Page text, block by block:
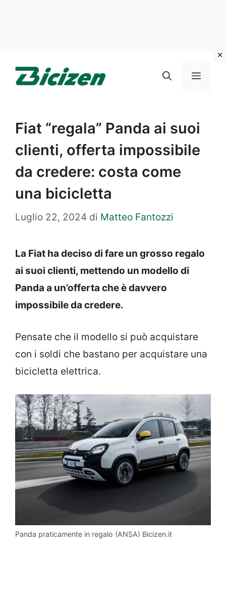
Menu
Fiat “regala” Panda ai suoi
clienti, offerta impossibile
da credere: costa come
una bicicletta
Luglio 22, 2024 di Matteo Fantozzi
La Fiat ha deciso di fare un grosso regalo
ai suoi clienti, mettendo un modello di
Panda a un’offerta che è davvero
impossibile da credere.
Pensate che il modello si può acquistare
con i soldi che bastano per acquistare una
bicicletta elettrica.
Panda praticamente in regalo (ANSA) Bicizen.it